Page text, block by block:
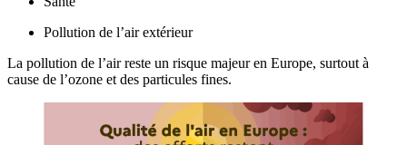
Pollution de l’air extérieur
La pollution de l’air reste un risque majeur en Europe, surtout à
cause de l’ozone et des particules fines.